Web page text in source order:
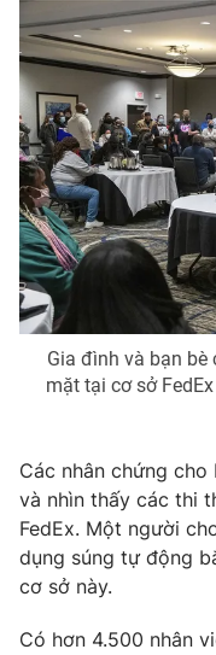
Liên hệ tòa soạn
THỜI BÁO VTV
Theo dõi báo trên
Cơ quan chủ quản:Đài
Thời
cấp ngày 29/12/2023
Tổng Biên tập:Vũ
Phó Tổng Biên tập:
Nguyễn Trọng Ninh
Tổng đài VTV:
Ðiện thoại Thời báo VTV:
Gia đình và bạn
mặt tại cơ sở
Các nhân chứng
và nhìn thấy các thi
FedEx. Một người
dụng súng tự động
cơ sở này.
Có hơn 4.500 nhân